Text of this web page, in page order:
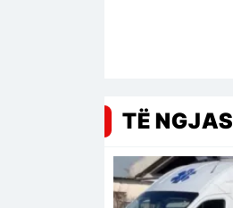
TË